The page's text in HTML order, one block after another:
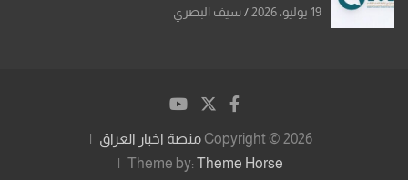
19 يوليو، 2026 سيف البصري
Copyright © 2026 منصة اخبار العراق
Theme by: Theme Horse